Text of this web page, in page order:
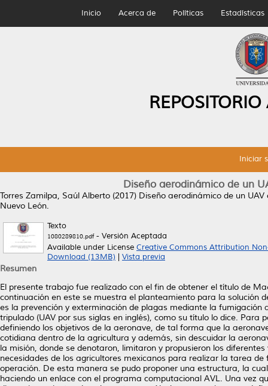
Inicio Acerca de Políticas Estadísticas
Iniciar
Diseño aerodinámico de un
Torres Zamilpa, Saúl Alberto (2017) Diseño aerodinámico de un
Nuevo León.
Texto
1080289810.pdf- Versión Aceptada
Available under License Creative Commons Attribution
Download (13MB)
Vista previa
Resumen
El presente trabajo fue realizado con el fin de obtener el título de
continuación en este se muestra el planteamiento para la solución
es la prevención y exterminación de plagas mediante la
tripulado (UAV por sus siglas en inglés), como su título lo dice.
definiendo los objetivos de la aeronave, de tal forma que la
cotidiana dentro de la agricultura y además, sin descuidar la
la misión, donde se denotaron, limitaron y propusieron los
necesidades de los agricultores mexicanos para realizar la tarea
operación. De esta manera se pudo proponer una estructura, la
haciendo un enlace con el programa computacional AVL. Una vez